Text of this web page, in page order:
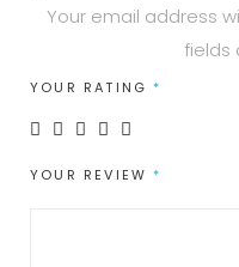
Your email address
fields
YOUR RATING *
YOUR REVIEW *